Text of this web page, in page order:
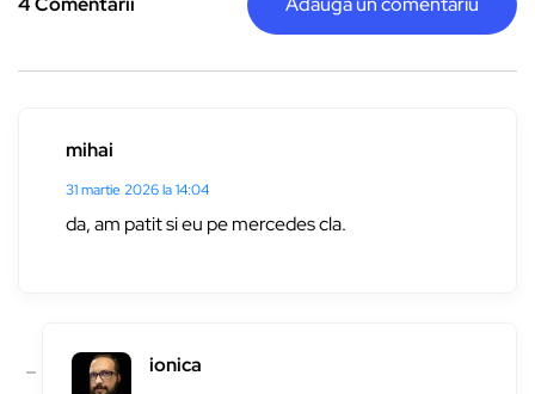
mihai
31 martie 2026 la 14:04
da, am patit si eu pe mercedes cla.
ionica